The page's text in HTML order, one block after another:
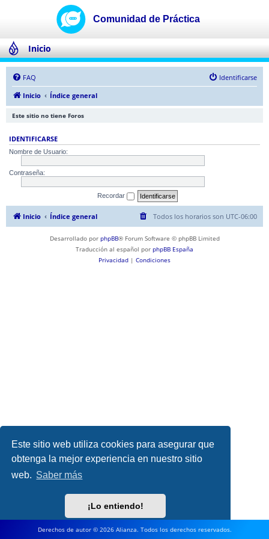
Este sitio web utiliza cookies para asegurar que
obtenga la mejor experiencia en nuestro sitio
web. Saber más
¡Lo entiendo!
Inicio
FAQ
Identificarse
Inicio
Índice general
Este sitio no tiene Foros
IDENTIFICARSE
Nombre de Usuario:
Contraseña:
Recordar
Inicio Índice general Todos los horarios son UTC-06:00
Desarrollado por phpBB® Forum Software © phpBB Limited
Traducción al español por phpBB España
Privacidad | Condiciones
Derechos de autor © 2026 Alianza. Todos los derechos reservados.